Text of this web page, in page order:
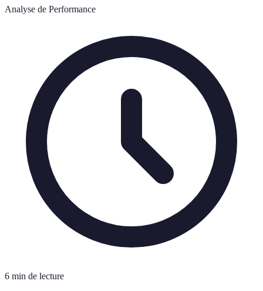
Analyse de Performance
6 min de lecture